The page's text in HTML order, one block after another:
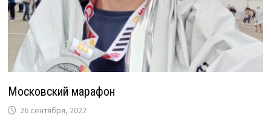
Московский марафон
26 сентября, 2022